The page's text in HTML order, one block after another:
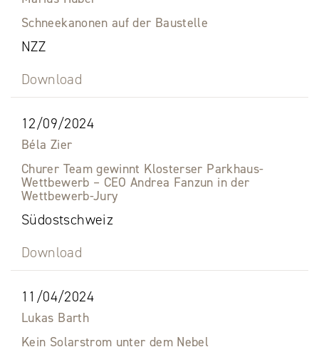
Schneekanonen auf der Baustelle
NZZ
Download
12/09/2024
Béla Zier
Churer Team gewinnt Klosterser Parkhaus-
Wettbewerb – CEO Andrea Fanzun in der
Wettbewerb-Jury
Südostschweiz
Download
11/04/2024
Lukas Barth
Kein Solarstrom unter dem Nebel